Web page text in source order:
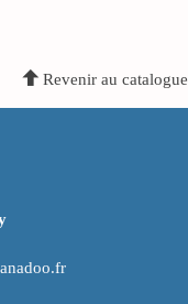
Revenir au catalogue